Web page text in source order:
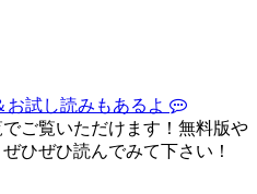
試し読みもあるよ
ご覧いただけます！無料版や
ひぜひ読んでみて下さい！